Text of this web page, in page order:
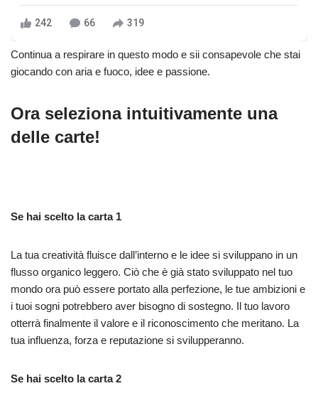
242 66 319
Continua a respirare in questo modo e sii consapevole che stai
giocando con aria e fuoco, idee e passione.
Ora seleziona intuitivamente una
delle carte!
Se hai scelto la carta 1
La tua creatività fluisce dall’interno e le idee si sviluppano in un
flusso organico leggero. Ciò che è già stato sviluppato nel tuo
mondo ora può essere portato alla perfezione, le tue ambizioni e
i tuoi sogni potrebbero aver bisogno di sostegno. Il tuo lavoro
otterrà finalmente il valore e il riconoscimento che meritano. La
tua influenza, forza e reputazione si svilupperanno.
Se hai scelto la carta 2